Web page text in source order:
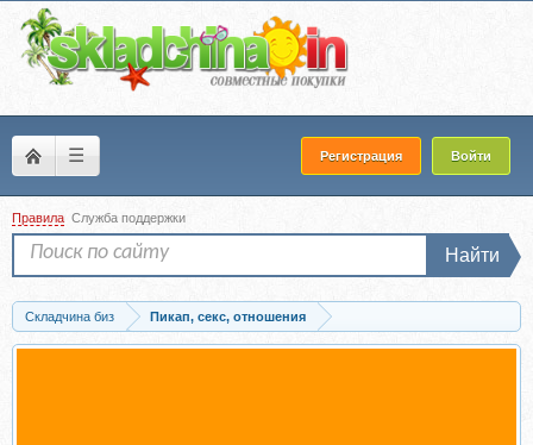
☰ Регистрация Войти
Правила Служба поддержки
Найти
Складчина биз
Пикап, секс, отношения
Запись Вебинар «Как я встретил вашу Вову» (Елена Герасимова)